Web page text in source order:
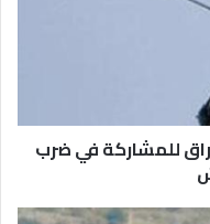
للمشاركة في ضرب